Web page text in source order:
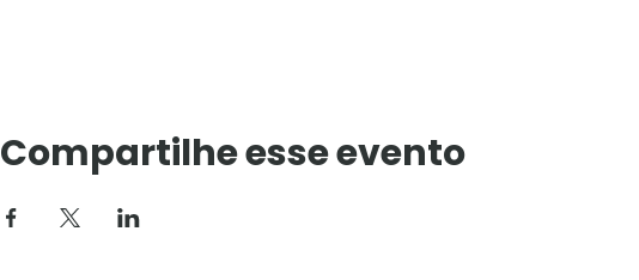
Compartilhe esse evento